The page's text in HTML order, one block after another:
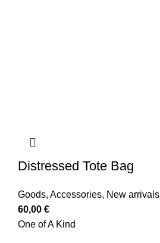
Distressed Tote Bag
Goods, Accessories, New arrivals
60,00 €
One of A Kind